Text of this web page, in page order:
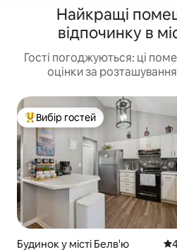
Найкращі
відпочинку в
Гості погоджуються: ці
оцінки за
Топ вибір гостей
Вибір гостей
Будинок у місті Белв'ю